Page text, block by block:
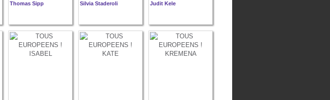
Thomas Sipp
Silvia Staderoli
Judit Kele